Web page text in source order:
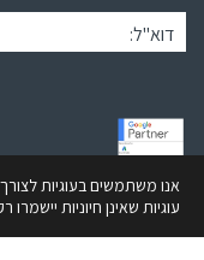
דוא"ל:
המותג.
אנו משתמשים בעוגיות
עוגיות שאינן חיוניות